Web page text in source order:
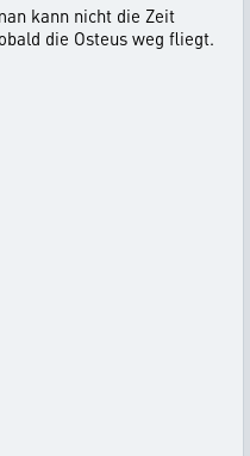
kann nicht die Zeit
die Osteus weg fliegt.